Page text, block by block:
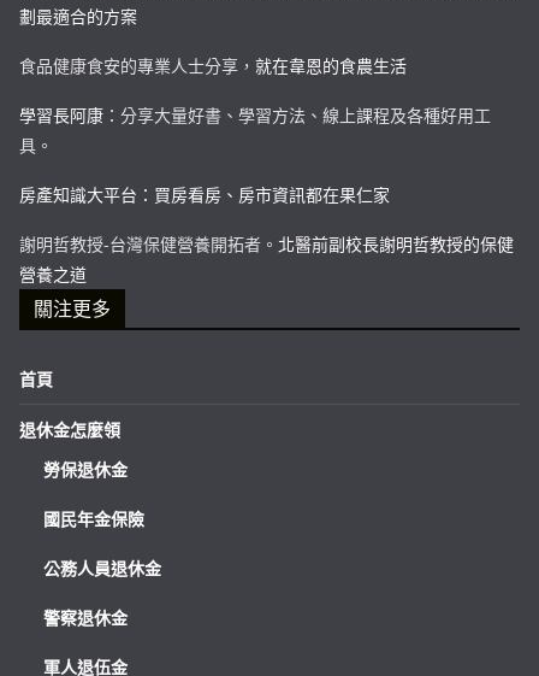
劃最適合的方案
食品健康食安的專業人士分享， 就在韋恩的食農生活
學習長阿康 ：分享大量好書、學習方法、線上課程及各種好用工
具。
房產知識大平台：買房看房、房市資訊都在果仁家
謝明哲教授-台灣保健營養開拓者。 北醫前副校長謝明哲教授的保健
營養之道
關注更多
首頁
退休金怎麼領
勞保退休金
國民年金保險
公務人員退休金
警察退休金
軍人退伍金